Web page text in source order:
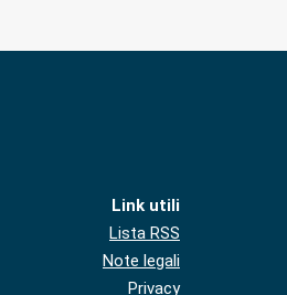
Link utili
Lista RSS
Note legali
Privacy